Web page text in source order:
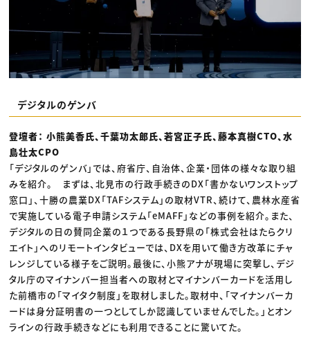
デジタルのゲンバ
登壇者： 小熊美香氏、千葉功太郎氏、若宮正子氏、藤本真樹CTO、水
島壮太CPO
「デジタルのゲンバ」では、府省庁、自治体、企業・団体の様々な取り組
みを紹介。 まずは、北見市の行政手続きのDX「書かないワンストップ
窓口」、十勝の農業DX「TAFシステム」の取材VTR、続けて、農林水産省
で実施している電子申請システム「eMAFF」などの事例を紹介。また、
デジタルの日の賛同企業の１つである長野県の「株式会社はたらクリ
エイト」へのリモートインタビューでは、DXを用いて働き方改革にチャ
レンジしている様子をご説明。最後に、小熊アナが現場に突撃し、デジ
タル庁のマイナンバー担当者への取材とマイナンバーカードを活用し
た前橋市の「マイタク制度」を取材しました。取材中、「マイナンバーカ
ードは身分証明書の一つとしてしか認識していませんでした。」とオン
ラインの行政手続きなどにも利用できることに驚いてた。